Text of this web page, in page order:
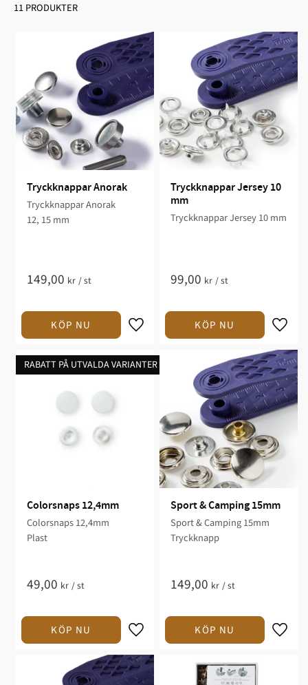
11 PRODUKTER
Tryckknappar Anorak
Tryckknappar Anorak
12, 15 mm
149,00 kr /st
Tryckknappar Jersey 10
mm
Tryckknappar Jersey 10 mm
99,00 kr /st
Colorsnaps 12,4mm
Colorsnaps 12,4mm
Plast
49,00 kr /st
RABATT PÅ UTVALDA VARIANTER
Sport & Camping 15mm
Sport & Camping 15mm
Tryckknapp
149,00 kr /st